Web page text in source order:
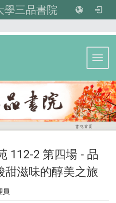
學三品書院
112-2 第四場 - 品
甜滋味的醇美之旅
員